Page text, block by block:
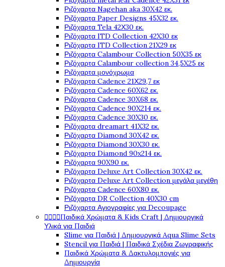
Ριζόχαρτα Nagehan aka 30X42 εκ.
Ριζόχαρτα Paper Designs 45X32 εκ.
Ριζόχαρτα Tela 42Χ30 εκ.
Ριζόχαρτα ITD Collection 42X30 εκ
Ριζόχαρτα ITD Collection 21X29 εκ
Ριζόχαρτα Calambour Collection 50X35 εκ
Ριζόχαρτα Calambour collection 34,5X25 εκ
Ριζόχαρτα μονόχρωμα
Ριζόχαρτα Cadence 21Χ29,7 εκ
Ριζόχαρτα Cadence 60X62 εκ.
Ριζόχαρτα Cadence 30X68 εκ.
Ριζόχαρτα Cadence 90X214 εκ.
Ριζόχαρτα Cadence 30X30 εκ.
Ριζόχαρτα dreamart 41X32 εκ.
Ριζόχαρτα Diamond 30X42 εκ.
Ριζόχαρτα Diamond 30X30 εκ.
Ριζόχαρτα Diamond 90x214 εκ.
Ριζόχαρτα 90X90 εκ.
Ριζόχαρτα Deluxe Art Collection 30X42 εκ.
Ριζόχαρτα Deluxe Art Collection μεγάλα μεγέθη
Ριζόχαρτα Cadence 60X80 εκ.
Ριζόχαρτα DR Collection 40X30 cm
Ριζόχαρτα Αγιογραφίες για Decoupage
Παιδικά Χρώματα & Kids Craft | Δημιουργικά
Υλικά για Παιδιά
Slime για Παιδιά | Δημιουργικά Aqua Slime Sets
Stencil για Παιδιά | Παιδικά Σχέδια Ζωγραφικής
Παιδικά Χρώματα & Δακτυλομπογιές για
Δημιουργία